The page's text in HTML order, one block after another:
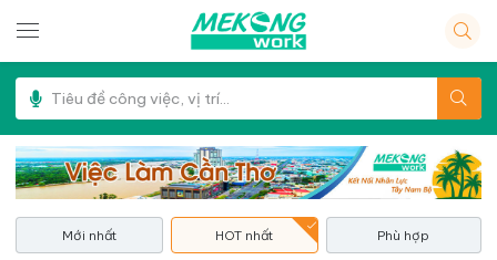
Mới nhất HOT nhất Phù hợp